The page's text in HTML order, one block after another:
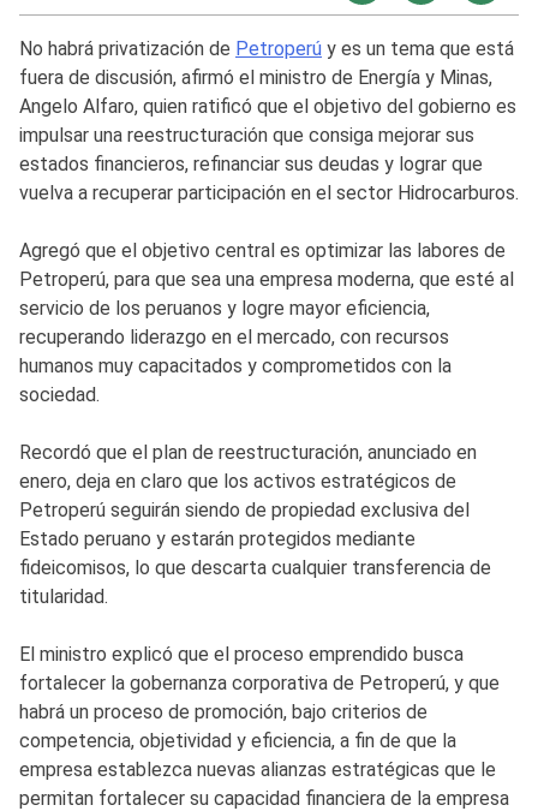
No habrá privatización de Petroperú y es un tema que está
fuera de discusión, afirmó el ministro de Energía y Minas,
Angelo Alfaro, quien ratificó que el objetivo del gobierno es
impulsar una reestructuración que consiga mejorar sus
estados financieros, refinanciar sus deudas y lograr que
vuelva a recuperar participación en el sector Hidrocarburos.
Agregó que el objetivo central es optimizar las labores de
Petroperú, para que sea una empresa moderna, que esté al
servicio de los peruanos y logre mayor eficiencia,
recuperando liderazgo en el mercado, con recursos
humanos muy capacitados y comprometidos con la
sociedad.
Recordó que el plan de reestructuración, anunciado en
enero, deja en claro que los activos estratégicos de
Petroperú seguirán siendo de propiedad exclusiva del
Estado peruano y estarán protegidos mediante
fideicomisos, lo que descarta cualquier transferencia de
titularidad.
El ministro explicó que el proceso emprendido busca
fortalecer la gobernanza corporativa de Petroperú, y que
habrá un proceso de promoción, bajo criterios de
competencia, objetividad y eficiencia, a fin de que la
empresa establezca nuevas alianzas estratégicas que le
permitan fortalecer su capacidad financiera de la empresa